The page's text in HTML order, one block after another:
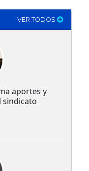
VER TODOS
aportes y
sindicato